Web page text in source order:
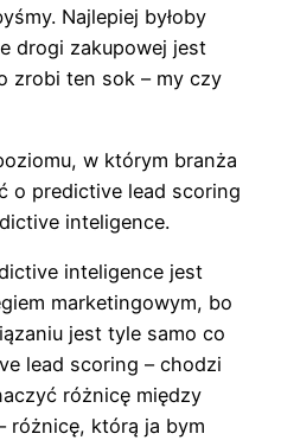
Najlepiej byłoby
drogi zakupowej jest
zrobi ten sok – my czy
w którym branża
o predictive lead scoring
inteligence.
inteligence jest
marketingowym, bo
jest tyle samo co
lead scoring – chodzi
różnicę między
różnicę, którą ja bym